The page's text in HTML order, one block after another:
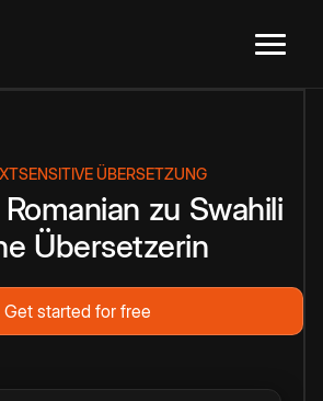
ÜBERSETZUNG
Romanian zu Swahili
Übersetzerin
Get started for free